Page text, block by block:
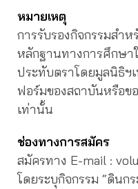
หมายเหตุ
การรับรองกิจกรรมสำ
หลักฐานทางการศึกษา
ประทับตราโดยมูลนิธิฯ
ฟอร์มของสถาบันหรือข
เท่านั้น
ช่องทางการสมัคร
สมัครทาง E-mail :
โดยระบุกิจกรรม “ดินก